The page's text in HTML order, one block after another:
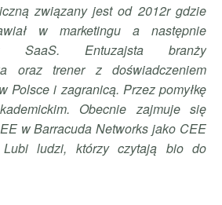
związany jest od 2012r gdzie
w marketingu a następnie
SaaS. Entuzajsta branży
oraz trener z doświadczeniem
Polsce i zagranicą. Przez pomyłkę
Obecnie zajmuje się
w Barracuda Networks jako CEE
Lubi ludzi, którzy czytają bio do